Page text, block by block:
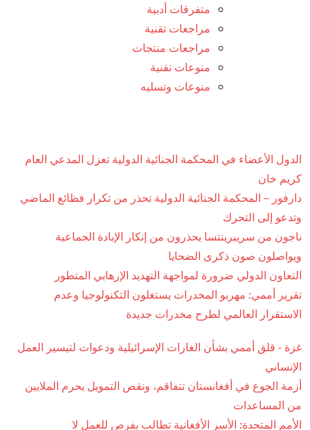
متفرقات أدبية
مراجعات تقنية
مراجعات منتجات
منوعات تقنية
منوعات وتسليه
الدول الأعضاء في المحكمة الجنائية الدولية تعزل المدعي العام
كريم خان
دارفور – المحكمة الجنائية الدولية تحذر من تكرار فظائع الماضي
وتدعو إلى التحرك
ناجون من سريبرينتسا يحذرون من إنكار الإبادة الجماعية
ويواصلون صون ذكرى الضحايا
التعاون الدولي ضرورة لمواجهة التهديد الإرهابي المتطور
تقرير أممي: مهربو المخدرات يستغلون التكنولوجيا وعدم
الاستقرار العالمي لطرح مخدرات جديدة
غزة - قلق أممي بشأن الغارات الإسرائيلية ودعوات لتيسير العمل
الإنساني
أزمة الجوع في أفغانستان تتفاقم، ونقص التمويل يحرم الملايين
من المساعدات
الأمم المتحدة: الأسر الأفغانية تطالب بفرص للعمل لا